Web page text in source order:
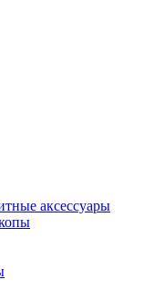
аксессуары